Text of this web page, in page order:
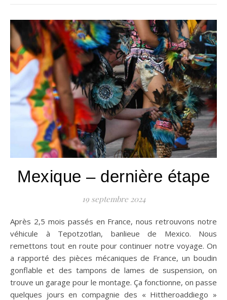
Mexique – dernière étape
19 septembre 2024
Après 2,5 mois passés en France, nous retrouvons notre
véhicule à Tepotzotlan, banlieue de Mexico. Nous
remettons tout en route pour continuer notre voyage. On
a rapporté des pièces mécaniques de France, un boudin
gonflable et des tampons de lames de suspension, on
trouve un garage pour le montage. Ça fonctionne, on passe
quelques jours en compagnie des « Hittheroaddiego »